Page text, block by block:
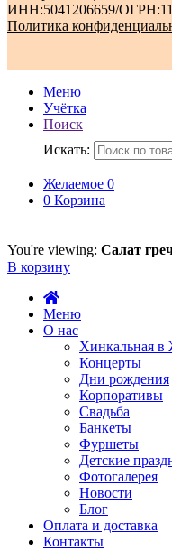
ИНН:5041206659/
Политика
Меню
Учётка
Поиск
Искать:
Желаемое 0
0 Корзина
You're viewing: Салат
В корзину
Меню
О нас
Хинкальная в
Концерты
Дни рождения
Корпоративы
Свадьба
Банкеты
Фуршеты
Детские
Фотогалерея
Новости
Блог
Оплата и доставка
Контакты